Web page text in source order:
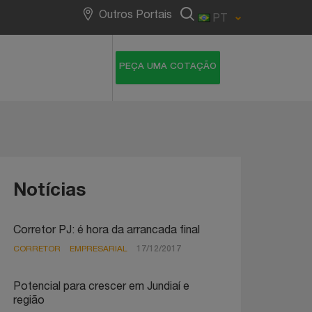
Outros Portais PT
Intermédica
Notícias
Corretor PJ: é hora da arrancada final
CORRETOR EMPRESARIAL 17/12/2017
Potencial para crescer em Jundiaí e
região